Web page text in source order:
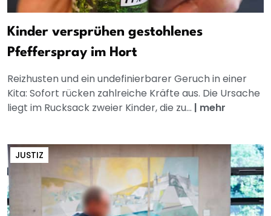
Kinder versprühen gestohlenes
Pfefferspray im Hort
Reizhusten und ein undefinierbarer Geruch in einer
Kita: Sofort rücken zahlreiche Kräfte aus. Die Ursache
liegt im Rucksack zweier Kinder, die zu... | mehr
JUSTIZ